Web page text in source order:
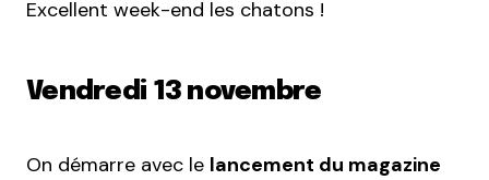
Excellent week-end les chatons !
Vendredi 13 novembre
On démarre avec le lancement du magazine